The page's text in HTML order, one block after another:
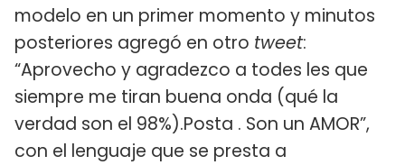
modelo en un primer momento y minutos
posteriores agregó en otro tweet:
“Aprovecho y agradezco a todes les que
siempre me tiran buena onda (qué la
verdad son el 98%).Posta . Son un AMOR”,
con el lenguaje que se presta a